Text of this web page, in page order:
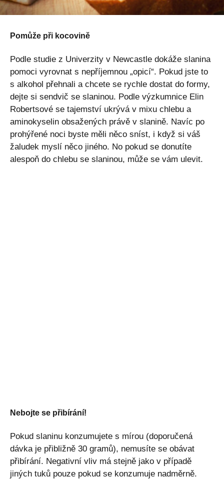
Pomůže při kocovině
Podle studie z Univerzity v Newcastle dokáže slanina
pomoci vyrovnat s nepříjemnou „opicí“. Pokud jste to
s alkohol přehnali a chcete se rychle dostat do formy,
dejte si sendvič se slaninou. Podle výzkumnice Elin
Robertsové se tajemství ukrývá v mixu chlebu a
aminokyselin obsažených právě v slanině. Navíc po
prohýřené noci byste měli něco sníst, i když si váš
žaludek myslí něco jiného. No pokud se donutíte
alespoň do chlebu se slaninou, může se vám ulevit.
Nebojte se přibírání!
Pokud slaninu konzumujete s mírou (doporučená
dávka je přibližně 30 gramů), nemusíte se obávat
přibírání. Negativní vliv má stejně jako v případě
jiných tuků pouze pokud se konzumuje nadměrně.